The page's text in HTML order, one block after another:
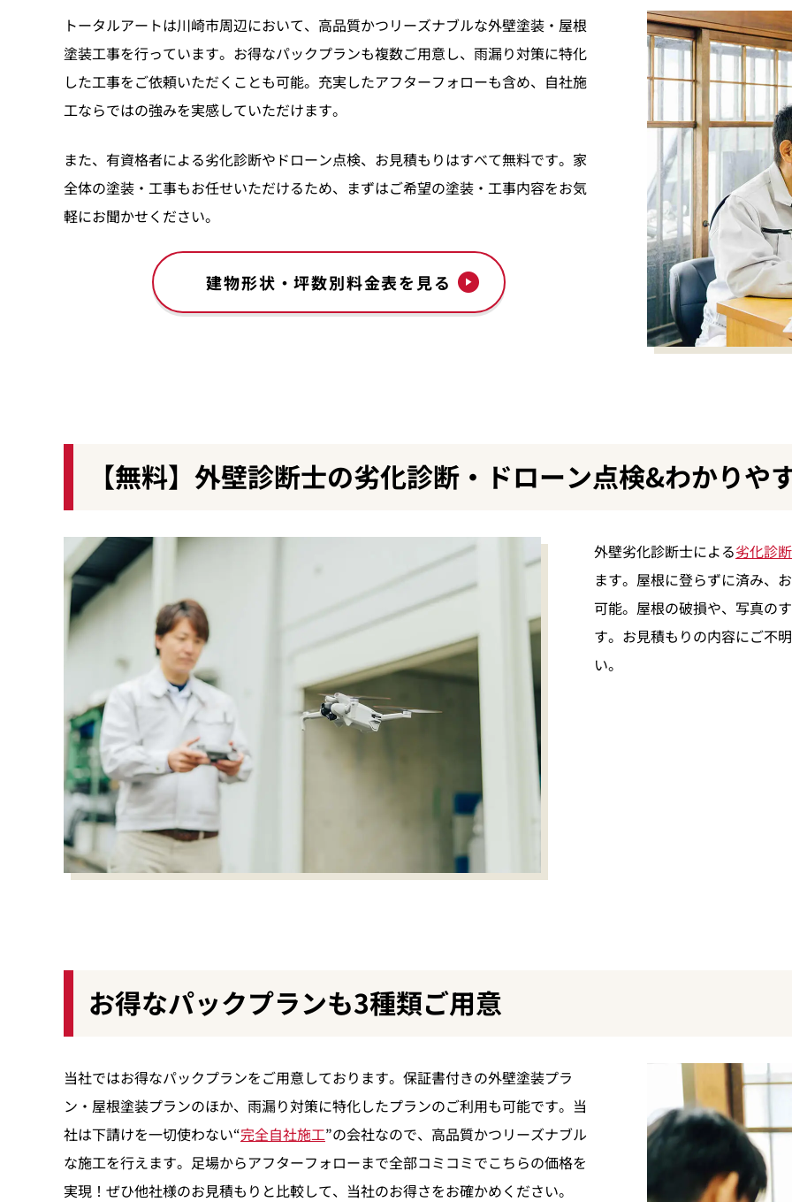
トータルアートは川崎市周辺において、高品質かつリーズナブルな外壁塗装・屋根
塗装工事を行っています。お得なパックプランも複数ご用意し、雨漏り対策に特化
した工事をご依頼いただくことも可能。充実したアフターフォローも含め、自社施
工ならではの強みを実感していただけます。
また、有資格者による劣化診断やドローン点検、お見積もりはすべて無料です。家
全体の塗装・工事もお任せいただけるため、まずはご希望の塗装・工事内容をお気
軽にお聞かせください。
建物形状・坪数別料金表を見る
【無料】外壁診断士の劣化診断・ドローン点検&わかりや
外壁劣化診断士による劣化診
ます。屋根に登らずに済み、
可能。屋根の破損や、写真の
す。お見積もりの内容にご不
い。
お得なパックプランも3種類ご用意
当社ではお得なパックプランをご用意しております。保証書付きの外壁塗装プラ
ン・屋根塗装プランのほか、雨漏り対策に特化したプランのご利用も可能です。当
社は下請けを一切使わない“完全自社施工”の会社なので、高品質かつリーズナブル
な施工を行えます。足場からアフターフォローまで全部コミコミでこちらの価格を
実現！ぜひ他社様のお見積もりと比較して、当社のお得さをお確かめください。